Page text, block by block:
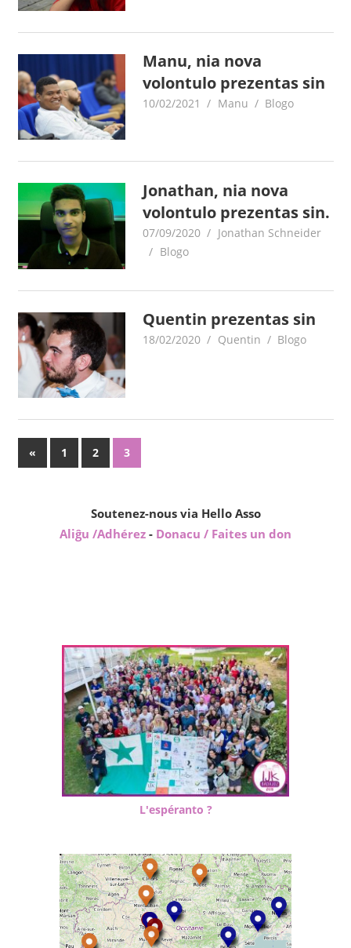
Manu, nia nova
volontulo prezentas sin
10/02/2021 Manu Blogo
Jonathan, nia nova
volontulo prezentas sin.
07/09/2020
Jonathan Schneider
Blogo
Quentin prezentas sin
18/02/2020 Quentin Blogo
Paĝnumerado
«Antaŭaj
afiŝoj
1 2 3
Soutenez-nous via Hello Asso
Aliĝu /Adhérez - Donacu / Faites un don
L'espéranto ?